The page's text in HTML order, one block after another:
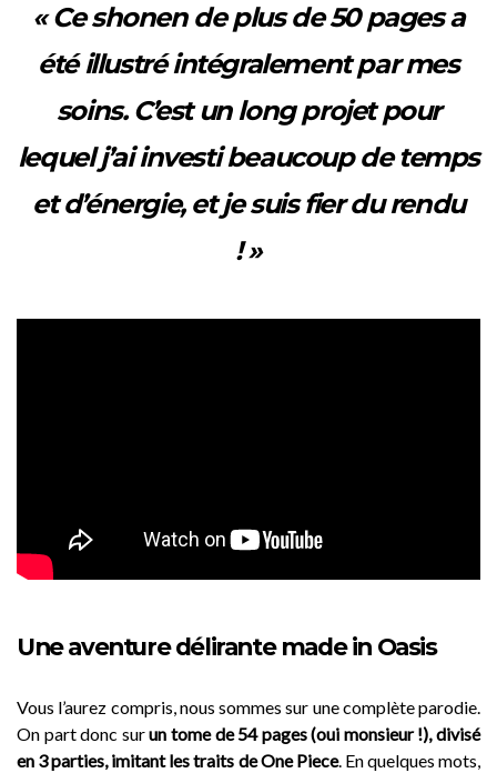
« Ce shonen de plus de 50 pages a
été illustré intégralement par mes
soins. C’est un long projet pour
lequel j’ai investi beaucoup de temps
et d’énergie, et je suis fier du rendu
! »
Une aventure délirante made in Oasis
Vous l’aurez compris, nous sommes sur une complète parodie.
On part donc surun tome de 54 pages (oui monsieur !), divisé
en 3 parties, imitant les traits de One Piece. En quelques mots,